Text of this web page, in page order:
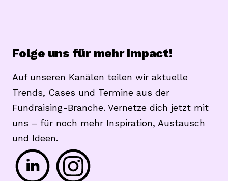
Folge uns für mehr Impact!
Auf unseren Kanälen teilen wir aktuelle
Trends, Cases und Termine aus der
Fundraising-Branche. Vernetze dich jetzt mit
uns – für noch mehr Inspiration, Austausch
und Ideen.